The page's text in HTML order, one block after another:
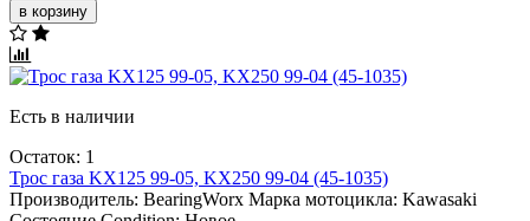
в корзину
Есть в наличии
Остаток: 1
Трос газа KX125 99-05, KX250 99-04 (45-1035)
Производитель: BearingWorx Марка мотоцикла: Kawasaki